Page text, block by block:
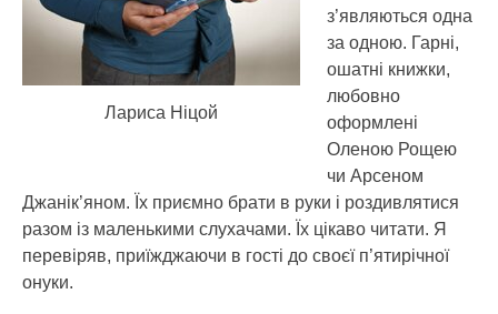
Лариса Ніцой
з’являються одна
за одною. Гарні,
ошатні книжки,
любовно
оформлені
Оленою Рощею
чи Арсеном
Джанік’яном. Їх приємно брати в руки і роздивлятися
разом із маленькими слухачами. Їх цікаво читати. Я
перевіряв, приїжджаючи в гості до своєї п’ятирічної
онуки.